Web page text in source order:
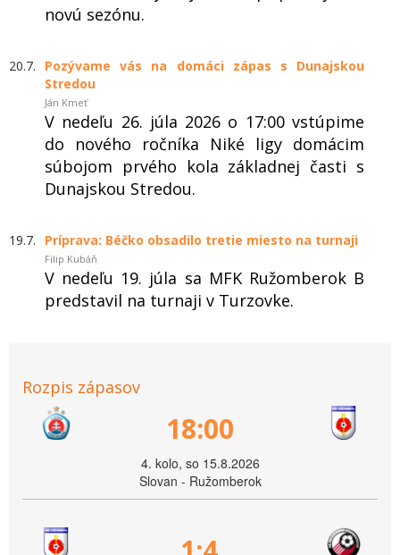
novú sezónu.
20.7.
Pozývame vás na domáci zápas s Dunajskou
Stredou
Ján Kmeť
V nedeľu 26. júla 2026 o 17:00 vstúpime
do nového ročníka Niké ligy domácim
súbojom prvého kola základnej časti s
Dunajskou Stredou.
19.7. Príprava: Béčko obsadilo tretie miesto na turnaji
Filip Kubáň
V nedeľu 19. júla sa MFK Ružomberok B
predstavil na turnaji v Turzovke.
Rozpis zápasov
18:00
4. kolo, so 15.8.2026
Slovan - Ružomberok